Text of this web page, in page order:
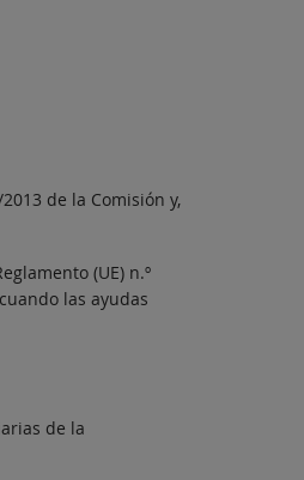
de la Comisión y,
(UE) n.º
las ayudas
de la